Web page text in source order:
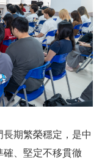
期繁榮穩定，是中
、堅定不移貫徹